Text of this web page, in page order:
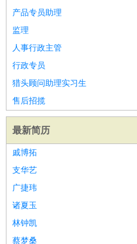
产品专员助理
监理
人事行政主管
行政专员
猎头顾问助理实习生
售后招揽
最新简历
戚博拓
支华艺
广捷玮
诸夏玉
林钟凯
蔡梦桑